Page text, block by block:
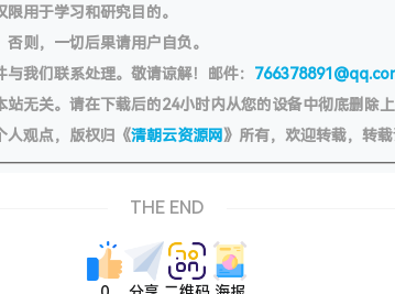
用于学习和研究目的。
则，一切后果请用户自负。
我们联系处理。敬请谅解！邮件：
无关。请在下载后的24小时内从您的设备中彻底删除上
人观点，版权归《清朝云资源网》所有，欢迎转载，转
THE END